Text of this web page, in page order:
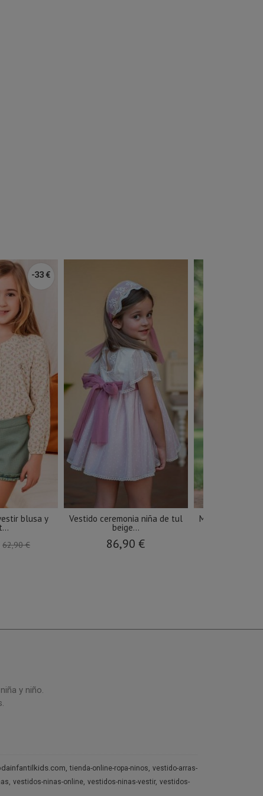
-33 €
blusa y
62,90 €
Vestido ceremonia niña de tul
beige...
86,90 €
Mono
y niño.
tienda-online-ropa-ninos vestido-arras-
vestidos-ninas-online vestidos-ninas-vestir vestidos-